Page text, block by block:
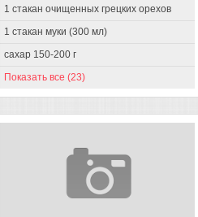
1 стакан очищенных грецких орехов
1 стакан муки (300 мл)
сахар 150-200 г
Показать все (23)